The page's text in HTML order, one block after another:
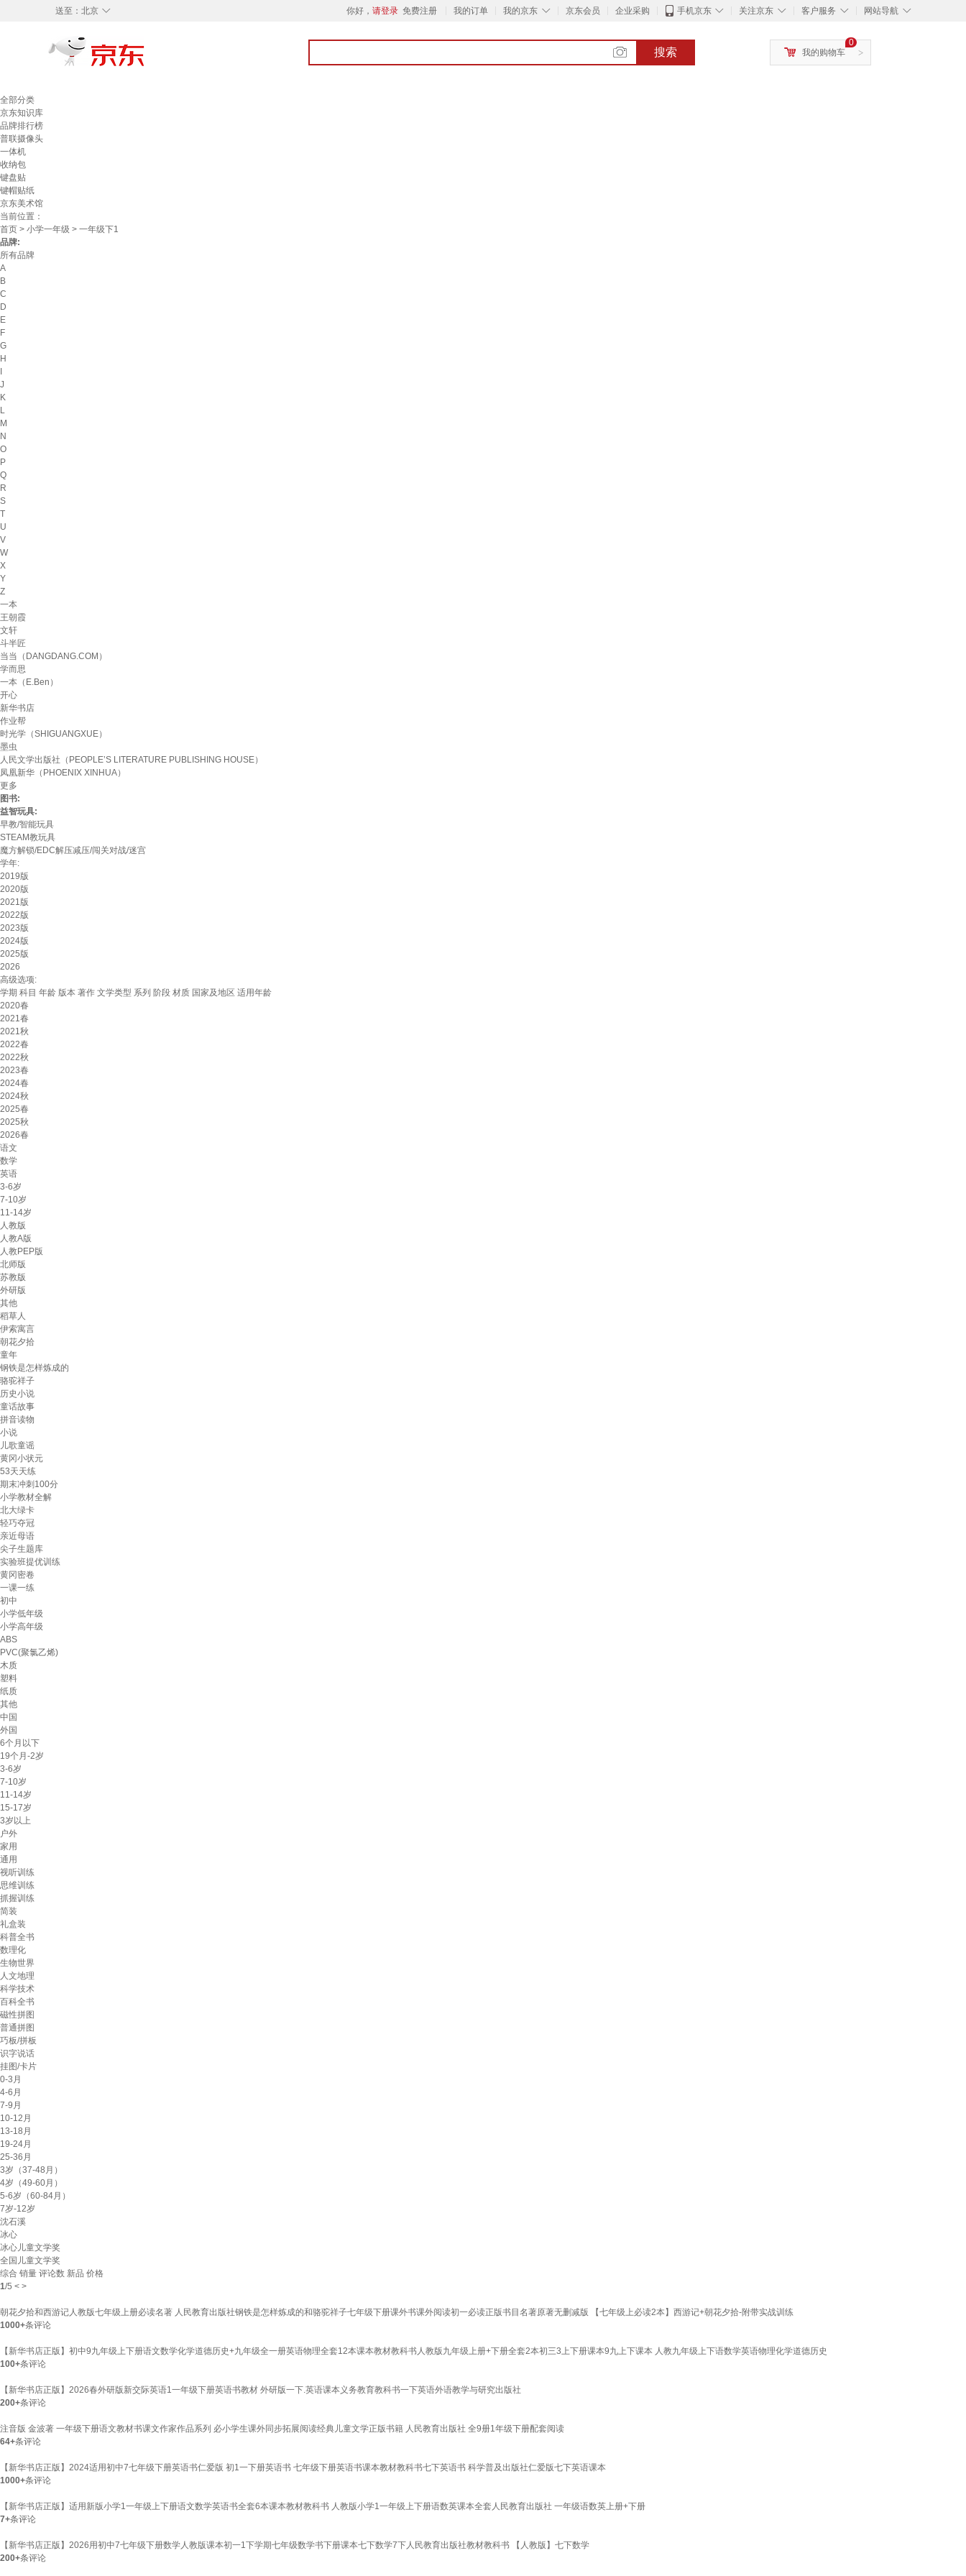
◇
送至： 北京 你好， 请登录 免费注册 我的订单 ◇
我的京东 京东会员 企业采购 ◇
手机京东 ◇
关注京东 ◇
客户服务 ◇
网站导航
搜索 >
0
我的购物车
全部分类
京东知识库
品牌排行榜
普联摄像头
一体机
收纳包
键盘贴
键帽贴纸
京东美术馆
当前位置：
首页 > 小学一年级 > 一年级下1
品牌:
所有品牌
A
B
C
D
E
F
G
H
J
K
L
M
N
O
P
Q
R
S
T
U
V
W
X
Y
Z
一本
王朝霞
文轩
斗半匠
当当（DANGDANG.COM）
学而思
一本（E.Ben）
开心
新华书店
作业帮
时光学（SHIGUANGXUE）
墨虫
人民文学出版社（PEOPLE’S LITERATURE PUBLISHING HOUSE）
凤凰新华（PHOENIX XINHUA）
更多
图书:
益智玩具:
早教/智能玩具
STEAM教玩具
魔方解锁/EDC解压减压/闯关对战/迷宫
学年:
2019版
2020版
2021版
2022版
2023版
2024版
2025版
2026
高级选项:
学期 科目 年龄 版本 著作 文学类型 系列 阶段 材质 国家及地区 适用年龄
2020春
2021春
2021秋
2022春
2022秋
2023春
2024春
2024秋
2025春
2025秋
2026春
语文
数学
英语
3-6岁
7-10岁
11-14岁
人教版
人教A版
人教PEP版
北师版
苏教版
外研版
其他
稻草人
伊索寓言
朝花夕拾
童年
钢铁是怎样炼成的
骆驼祥子
历史小说
童话故事
拼音读物
小说
儿歌童谣
黄冈小状元
53天天练
期末冲刺100分
小学教材全解
北大绿卡
轻巧夺冠
亲近母语
尖子生题库
实验班提优训练
黄冈密卷
一课一练
初中
小学低年级
小学高年级
ABS
PVC(聚氯乙烯)
木质
塑料
纸质
其他
中国
外国
6个月以下
19个月-2岁
3-6岁
7-10岁
11-14岁
15-17岁
3岁以上
户外
家用
通用
视听训练
思维训练
抓握训练
简装
礼盒装
科普全书
数理化
生物世界
人文地理
科学技术
百科全书
磁性拼图
普通拼图
巧板/拼板
识字说话
挂图/卡片
0-3月
4-6月
7-9月
10-12月
13-18月
19-24月
25-36月
3岁（37-48月）
4岁（49-60月）
5-6岁（60-84月）
7岁-12岁
沈石溪
冰心
冰心儿童文学奖
全国儿童文学奖
综合 销量 评论数 新品 价格
1/5 < >
朝花夕拾和西游记人教版七年级上册必读名著 人民教育出版社钢铁是怎样炼成的和骆驼祥子七年级下册课外书课外阅读初一必读正版书目名著原著无删减版 【七年级上必读2本】西游记+朝花夕拾-附带实战训练
1000+条评论
【新华书店正版】初中9九年级上下册语文数学化学道德历史+九年级全一册英语物理全套12本课本教材教科书人教版九年级上册+下册全套2本初三3上下册课本9九上下课本 人教九年级上下语数学英语物理化学道德历史
100+条评论
【新华书店正版】2026春外研版新交际英语1一年级下册英语书教材 外研版一下.英语课本义务教育教科书一下英语外语教学与研究出版社
200+条评论
注音版 金波著 一年级下册语文教材书课文作家作品系列 必小学生课外同步拓展阅读经典儿童文学正版书籍 人民教育出版社 全9册1年级下册配套阅读
64+条评论
【新华书店正版】2024适用初中7七年级下册英语书仁爱版 初1一下册英语书 七年级下册英语书课本教材教科书七下英语书 科学普及出版社仁爱版七下英语课本
1000+条评论
【新华书店正版】适用新版小学1一年级上下册语文数学英语书全套6本课本教材教科书 人教版小学1一年级上下册语数英课本全套人民教育出版社 一年级语数英上册+下册
7+条评论
【新华书店正版】2026用初中7七年级下册数学人教版课本初一1下学期七年级数学书下册课本七下数学7下人民教育出版社教材教科书 【人教版】七下数学
200+条评论